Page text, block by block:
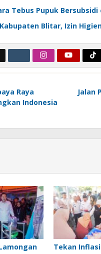
Tebus Pupuk
Blitar, Izin
Raya
Indonesia
Jalan
Tekan